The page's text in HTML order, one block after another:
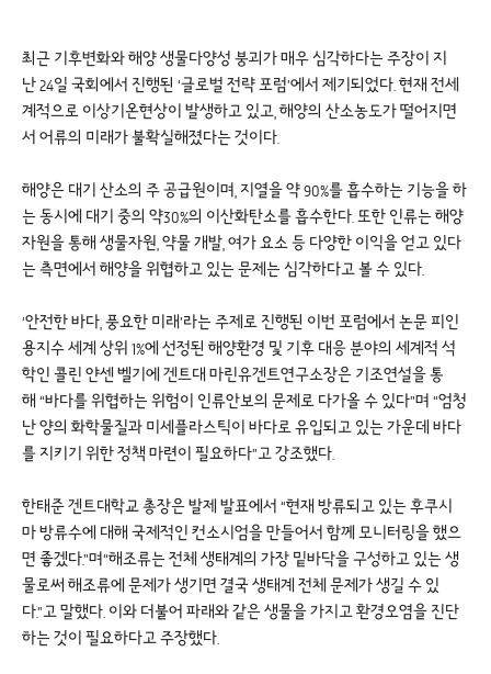
최근 기후변화와 해양 생물다양성 붕괴가 매우 심각하다는 주장이 지
난 24일 국회에서 진행된 ‘글로벌 전략 포럼’에서 제기되었다. 현재 전세
계적으로 이상기온현상이 발생하고 있고, 해양의 산소농도가 떨어지면
서 어류의 미래가 불확실해졌다는 것이다.
해양은 대기 산소의 주 공급원이며, 지열을 약 90%를 흡수하는 기능을 하
는 동시에 대기 중의 약30%의 이산화탄소를 흡수한다. 또한 인류는 해양
자원을 통해 생물자원, 약물 개발, 여가 요소 등 다양한 이익을 얻고 있다
는 측면에서 해양을 위협하고 있는 문제는 심각하다고 볼 수 있다.
‘안전한 바다, 풍요한 미래’라는 주제로 진행된 이번 포럼에서 논문 피인
용지수 세계 상위 1%에 선정된 해양환경 및 기후 대응 분야의 세계적 석
학인 콜린 얀센 벨기에 겐트대 마린유겐트연구소장은 기조연설을 통
해 “바다를 위협하는 위험이 인류안보의 문제로 다가올 수 있다”며 “엄청
난 양의 화학물질과 미세플라스틱이 바다로 유입되고 있는 가운데 바다
를 지키기 위한 정책 마련이 필요하다”고 강조했다.
한태준 겐트대학교 총장은 발제 발표에서 “현재 방류되고 있는 후쿠시
마 방류수에 대해 국제적인 컨소시엄을 만들어서 함께 모니터링을 했으
면 좋겠다.”며“해조류는 전체 생태계의 가장 밑바닥을 구성하고 있는 생
물로써 해조류에 문제가 생기면 결국 생태계 전체 문제가 생길 수 있
다.”고 말했다. 이와 더불어 파래와 같은 생물을 가지고 환경오염을 진단
하는 것이 필요하다고 주장했다.